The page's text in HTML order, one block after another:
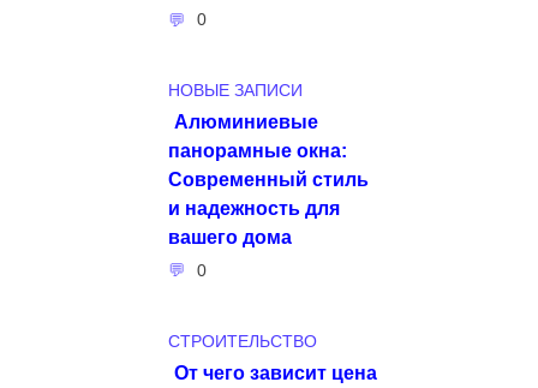
0
НОВЫЕ ЗАПИСИ
Алюминиевые
панорамные окна:
Современный стиль
и надежность для
вашего дома
0
СТРОИТЕЛЬСТВО
От чего зависит цена